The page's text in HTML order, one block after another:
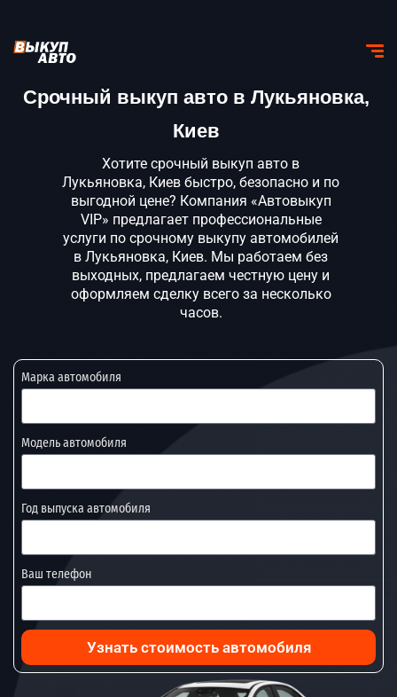
Срочный выкуп авто в Лукьяновка,
Киев
Хотите срочный выкуп авто в
Лукьяновка, Киев быстро, безопасно и по
выгодной цене? Компания «Автовыкуп
VIP» предлагает профессиональные
услуги по срочному выкупу автомобилей
в Лукьяновка, Киев. Мы работаем без
выходных, предлагаем честную цену и
оформляем сделку всего за несколько
часов.
Марка автомобиля
Модель автомобиля
Год выпуска автомобиля
Ваш телефон
Узнать стоимость автомобиля